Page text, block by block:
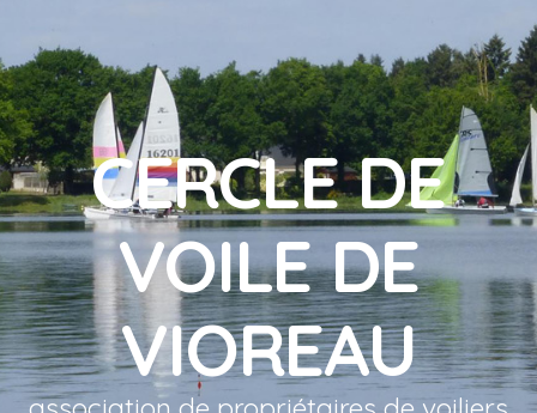
CERCLE DE
VOILE DE
VIOREAU